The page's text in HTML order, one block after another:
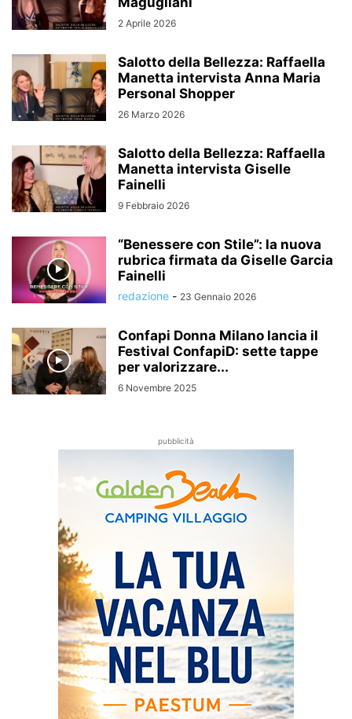
2 Aprile 2026
Salotto della Bellezza: Raffaella
Manetta intervista Anna Maria
Personal Shopper
26 Marzo 2026
Salotto della Bellezza: Raffaella
Manetta intervista Giselle
Fainelli
9 Febbraio 2026
“Benessere con Stile”: la nuova
rubrica firmata da Giselle Garcia
Fainelli
redazione - 23 Gennaio 2026
Confapi Donna Milano lancia il
Festival ConfapiD: sette tappe
per valorizzare...
6 Novembre 2025
pubblicità